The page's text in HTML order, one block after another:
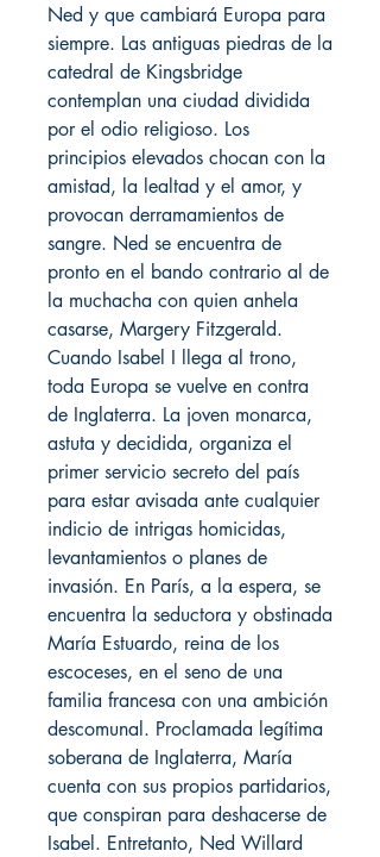
Ned y que cambiará Europa para
siempre. Las antiguas piedras de la
catedral de Kingsbridge
contemplan una ciudad dividida
por el odio religioso. Los
principios elevados chocan con la
amistad, la lealtad y el amor, y
provocan derramamientos de
sangre. Ned se encuentra de
pronto en el bando contrario al de
la muchacha con quien anhela
casarse, Margery Fitzgerald.
Cuando Isabel I llega al trono,
toda Europa se vuelve en contra
de Inglaterra. La joven monarca,
astuta y decidida, organiza el
primer servicio secreto del país
para estar avisada ante cualquier
indicio de intrigas homicidas,
levantamientos o planes de
invasión. En París, a la espera, se
encuentra la seductora y obstinada
María Estuardo, reina de los
escoceses, en el seno de una
familia francesa con una ambición
descomunal. Proclamada legítima
soberana de Inglaterra, María
cuenta con sus propios partidarios,
que conspiran para deshacerse de
Isabel. Entretanto, Ned Willard